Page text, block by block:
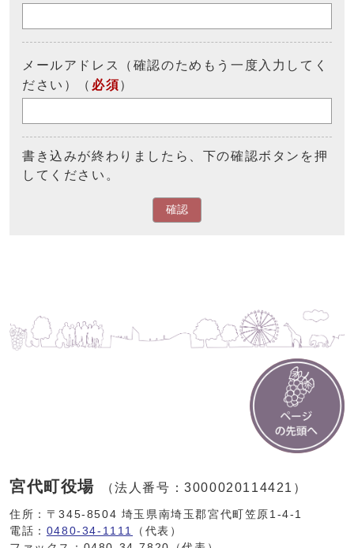
メールアドレス（確認のためもう一度入力してく
ださい）（ 必須）
書き込みが終わりましたら、下の確認ボタンを押
してください。
確認
宮代町役場 （法人番号：3000020114421）
住所：〒345-8504 埼玉県南埼玉郡宮代町笠原1-4-1
電話： 0480-34-1111
（代表）